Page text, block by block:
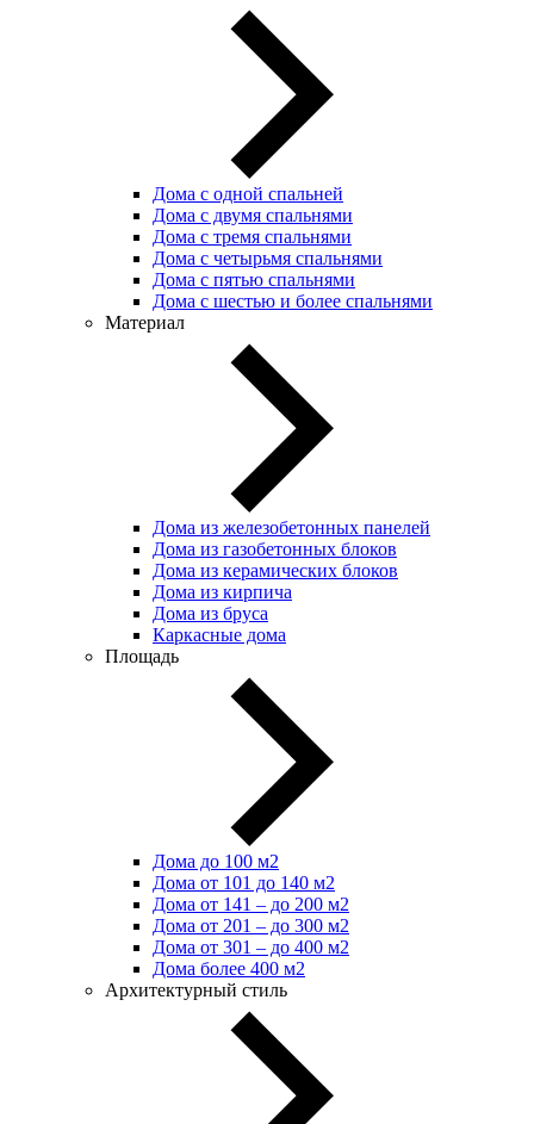
Дома с одной спальней
Дома с двумя спальнями
Дома с тремя спальнями
Дома с четырьмя спальнями
Дома с пятью спальнями
Дома с шестью и более спальнями
Материал
Дома из железобетонных панелей
Дома из газобетонных блоков
Дома из керамических блоков
Дома из кирпича
Дома из бруса
Каркасные дома
Площадь
Дома до 100 м2
Дома от 101 до 140 м2
Дома от 141 – до 200 м2
Дома от 201 – до 300 м2
Дома от 301 – до 400 м2
Дома более 400 м2
Архитектурный стиль